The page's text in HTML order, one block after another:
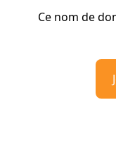
Ce nom de